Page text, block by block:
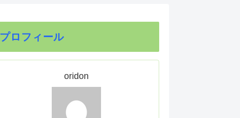
プロフィール
oridon